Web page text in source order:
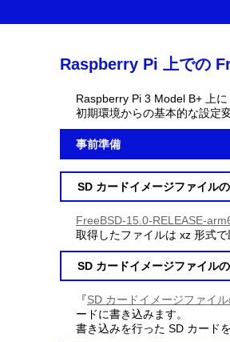
Raspberry Pi 上での
Raspberry Pi 3 Model B+ 上
初期環境からの基本的な設定
事前準備
SD カードイメージファイル
FreeBSD-15.0-RELEASE-
取得したファイルは xz 形式
SD カードイメージファイル
『SD カードイメージファイ
ードに書き込みます。
書き込みを行った SD カード